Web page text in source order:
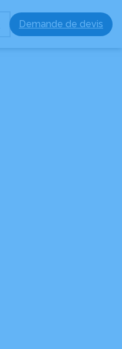
Demande de devis